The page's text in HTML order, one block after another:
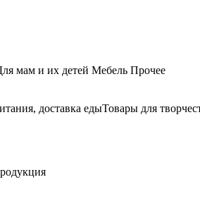
мам и их детей Мебель Прочее
доставка едыТовары для